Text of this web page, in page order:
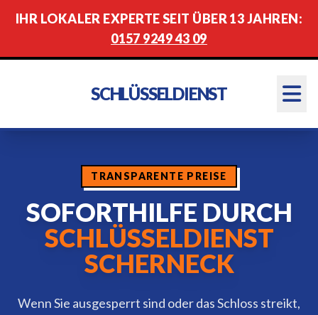
IHR LOKALER EXPERTE SEIT ÜBER 13 JAHREN:
0157 9249 43 09
SCHLÜSSELDIENST
TRANSPARENTE PREISE
SOFORTHILFE DURCH
SCHLÜSSELDIENST
SCHERNECK
Wenn Sie ausgesperrt sind oder das Schloss streikt,